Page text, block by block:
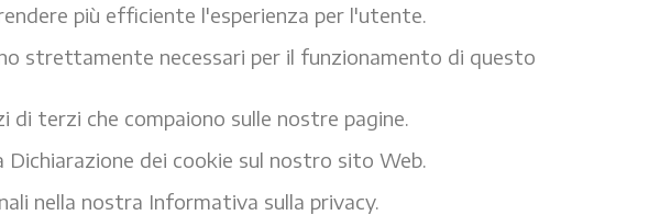
più efficiente l'esperienza per l'utente.
strettamente necessari per il funzionamento di questo
terzi che compaiono sulle nostre pagine.
dei cookie sul nostro sito Web.
nella nostra Informativa sulla privacy.